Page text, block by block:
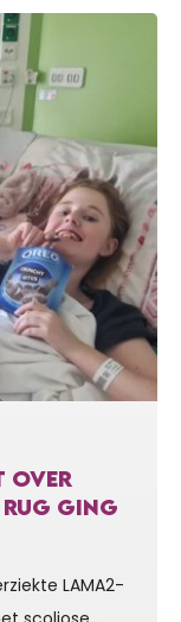
dankzij de
echter áltijd
OVER
GING
LAMA2-